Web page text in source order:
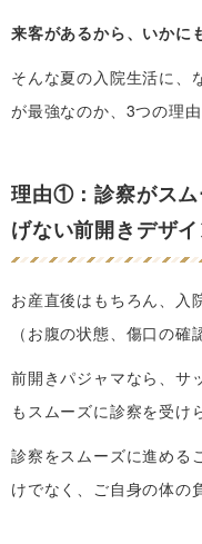
来客があるから、いかに
そんな夏の入院生活に、
が最強なのか、3つの理由
理由①：診察がス
げない前開きデザ
お産直後はもちろん、入
（お腹の状態、傷口の確
前開きパジャマなら、サ
もスムーズに診察を受け
診察をスムーズに進める
けでなく、ご自身の体の